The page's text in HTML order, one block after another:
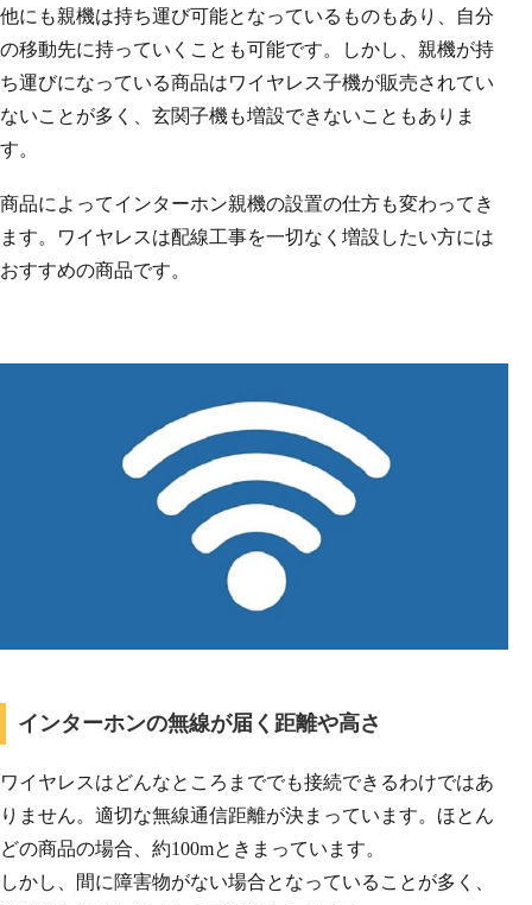
他にも親機は持ち運び可能となっているものもあり、自分
の移動先に持っていくことも可能です。しかし、親機が持
ち運びになっている商品はワイヤレス子機が販売されてい
ないことが多く、玄関子機も増設できないこともありま
す。
商品によってインターホン親機の設置の仕方も変わってき
ます。ワイヤレスは配線工事を一切なく増設したい方には
おすすめの商品です。
インターホンの無線が届く距離や高さ
ワイヤレスはどんなところまででも接続できるわけではあ
りません。適切な無線通信距離が決まっています。ほとん
どの商品の場合、約100mときまっています。
しかし、間に障害物がない場合となっていることが多く、